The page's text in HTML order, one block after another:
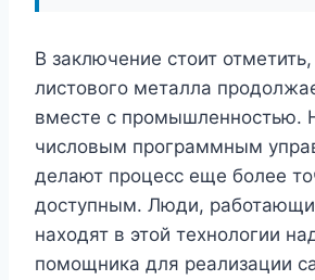
В заключение стоит
листового металла
вместе с промышленностью.
числовым программным
делают процесс еще более
доступным. Люди,
находят в этой технологии
помощника для реализации